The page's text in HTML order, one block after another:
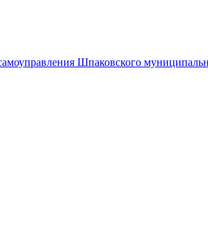
Шпаковского